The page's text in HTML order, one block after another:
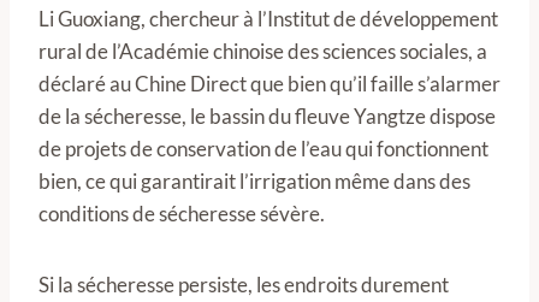
Li Guoxiang, chercheur à l’Institut de développement
rural de l’Académie chinoise des sciences sociales, a
déclaré au Chine Direct que bien qu’il faille s’alarmer
de la sécheresse, le bassin du fleuve Yangtze dispose
de projets de conservation de l’eau qui fonctionnent
bien, ce qui garantirait l’irrigation même dans des
conditions de sécheresse sévère.
Si la sécheresse persiste, les endroits durement